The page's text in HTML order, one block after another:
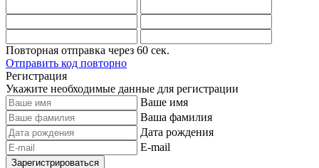
Повторная отправка через 60 сек.
Отправить код повторно
Регистрация
Укажите необходимые данные для регистрации
Ваше имя
Ваша фамилия
Дата рождения
E-mail
Зарегистрироваться